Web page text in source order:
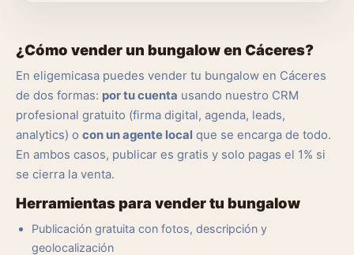
¿Cómo vender un bungalow en Cáceres?
En eligemicasa puedes vender tu bungalow en Cáceres
de dos formas: por tu cuenta usando nuestro CRM
profesional gratuito (firma digital, agenda, leads,
analytics) o con un agente local que se encarga de todo.
En ambos casos, publicar es gratis y solo pagas el 1% si
se cierra la venta.
Herramientas para vender tu bungalow
Publicación gratuita con fotos, descripción y
geolocalización